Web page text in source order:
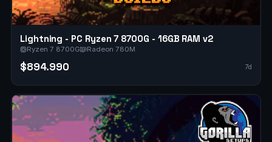
Lightning - PC Ryzen 7 8700G - 16GB RAM v2
Ryzen 7 8700G Radeon 780M
$894.990 7d